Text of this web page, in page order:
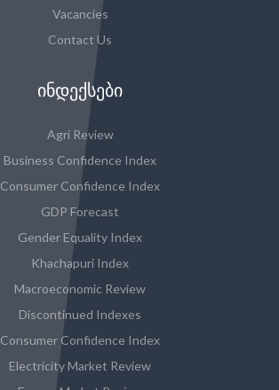
Vacancies
Contact Us
ᲘᲜᲓᲔᲥᲡᲔᲑᲘ
Agri Review
Business Confidence Index
Consumer Confidence Index
GDP Forecast
Gender Equality Index
Khachapuri Index
Macroeconomic Review
Discontinued Indexes
Consumer Confidence Index
Electricity Market Review